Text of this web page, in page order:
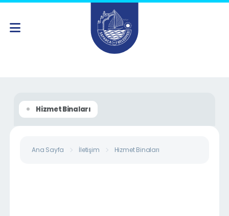
Hizmet Binaları
Ana Sayfa İletişim Hizmet Binaları